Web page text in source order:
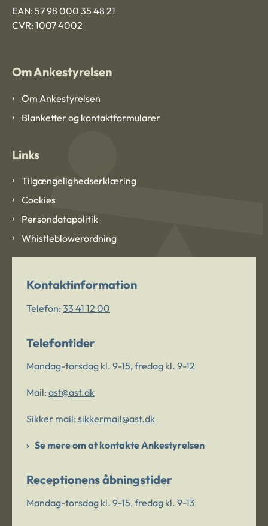
EAN: 57 98 000 35 48 21
CVR: 1007 4002
Om Ankestyrelsen
Om Ankestyrelsen
Blanketter og kontaktformularer
Links
Tilgængelighedserklæring
Cookies
Persondatapolitik
Whistleblowerordning
Kontaktinformation
Telefon: 33 41 12 00
Telefontider
Mandag-torsdag kl. 9-15, fredag kl. 9-12
Mail: ast@ast.dk
Sikker mail: sikkermail@ast.dk
Se mere om at kontakte Ankestyrelsen
Receptionens åbningstider
Mandag-torsdag kl. 9-15, fredag kl. 9-13